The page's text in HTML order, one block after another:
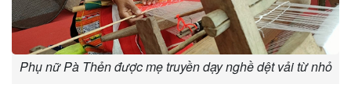
Phụ nữ Pà Thẻn được mẹ truyền dạy nghề dệt vải từ nhỏ